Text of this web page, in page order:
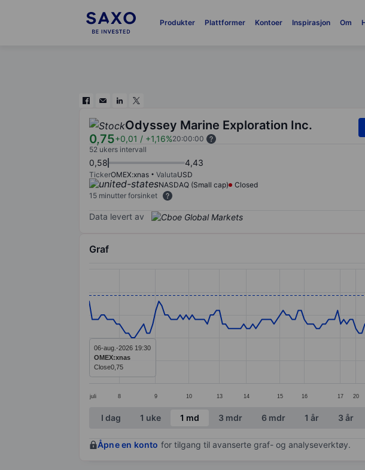
Produkter Plattformer Kontoer Inspirasjon Om
Odyssey Marine Exploration Inc.
0,75+0,01 / +1,16%20:00:00
52 ukers intervall
0,58 4,43
TickerOMEX:xnas ValutaUSD
NASDAQ (Small cap)
Closed
15 minutter forsinket
Data levert av
Graf
Line chart with 203 data points.
The chart has 1 X axis displaying categories.
The chart has 1 Y axis displaying values. Data ranges from
juli 8 9 10 13 14 15 16 17 20
06-aug.-2026 19:30
OMEX:xnas
Close0,75
End of interactive chart.
I dag 1 uke 1 md 3 mdr 6 mdr 1 år 3 år
Åpne en konto for tilgang til avanserte graf- og analyseverktøy.